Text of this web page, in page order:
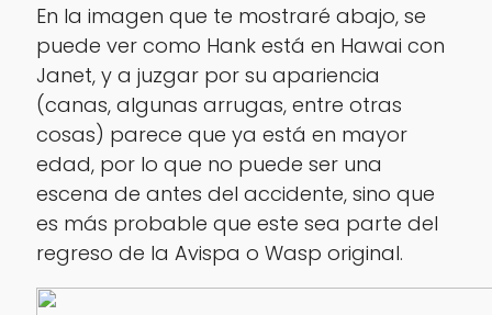
En la imagen que te mostraré abajo, se
puede ver como Hank está en Hawai con
Janet, y a juzgar por su apariencia
(canas, algunas arrugas, entre otras
cosas) parece que ya está en mayor
edad, por lo que no puede ser una
escena de antes del accidente, sino que
es más probable que este sea parte del
regreso de la Avispa o Wasp original.